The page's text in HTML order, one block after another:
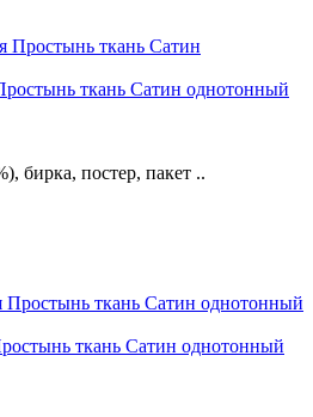
ткань Сатин однотонный
бирка, постер, пакет ..
ткань Сатин однотонный